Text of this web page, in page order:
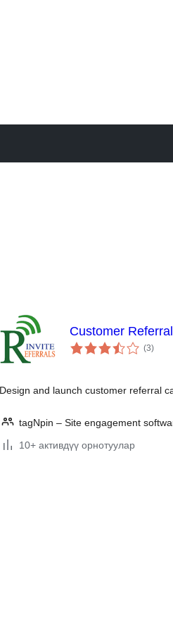
Customer
(3total
ratings
)
Design and launch customer referral
tagNpin – Site engagement
10+ активдүү орнотуулар